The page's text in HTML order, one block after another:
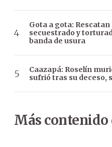
Gota a gota:
secuestrado y
banda de usura
Caazapá: Roselín
sufrió tras su deceso,
Más contenido